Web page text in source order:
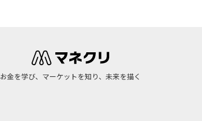
お金を学び、マーケットを知り、未来を描く